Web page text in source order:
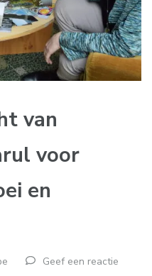
van
voor
en
Geef een reactie